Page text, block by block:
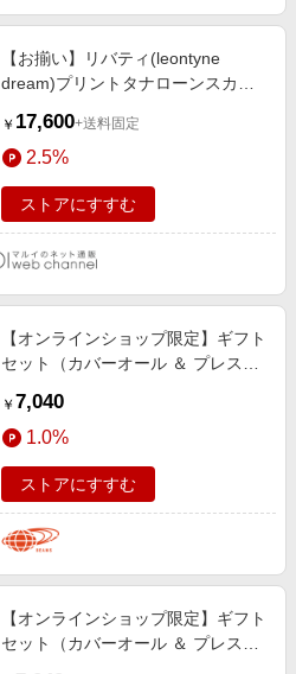
【お揃い】リバティ(leontyne
dream)プリントタナローンスカー
プル系
￥ 17,600+送料固定
2.5%
ストアにすすむ
【オンラインショップ限定】ギフト
セット（カバーオール ＆ プレスト
91:ﾎﾞﾃﾞｨ♯84､ﾄｲ♯91 1(ﾎﾞﾃﾞｨ70㎝)
￥ 7,040
1.0%
ストアにすすむ
【オンラインショップ限定】ギフト
セット（カバーオール ＆ プレスト